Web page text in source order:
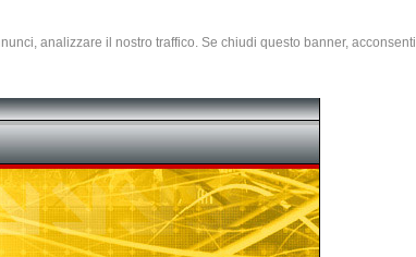
analizzare il nostro traffico. Se chiudi questo banner, acconsenti